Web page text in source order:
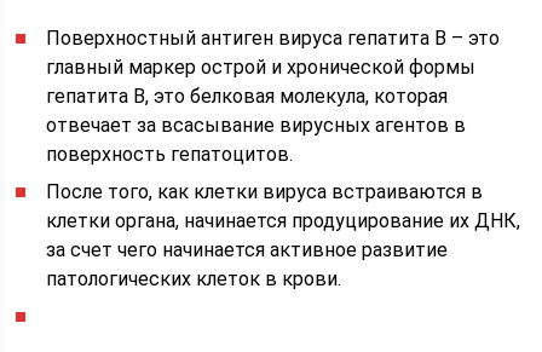
Поверхностный антиген вируса гепатита В – это
главный маркер острой и хронической формы
гепатита В, это белковая молекула, которая
отвечает за всасывание вирусных агентов в
поверхность гепатоцитов.
После того, как клетки вируса встраиваются в
клетки органа, начинается продуцирование их ДНК,
за счет чего начинается активное развитие
патологических клеток в крови.